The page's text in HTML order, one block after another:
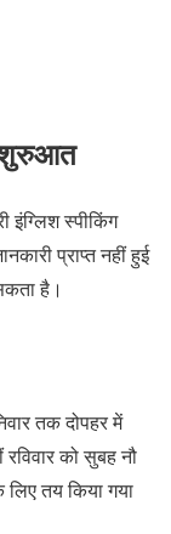
शुरुआत
इंग्लिश स्पीकिंग
प्राप्त नहीं हुई
है।
तक दोपहर में
को सुबह नौ
तय किया गया